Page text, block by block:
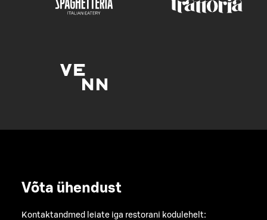
Võta ühendust
Kontaktandmed leiate iga restorani kodulehelt: